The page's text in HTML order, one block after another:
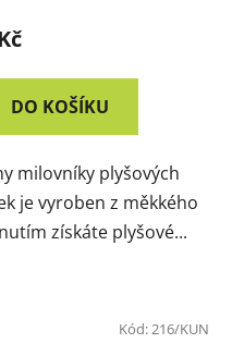
DO KOŠÍKU
milovníky plyšových
je vyroben z měkkého
získáte plyšové...
Kód: 216/KUN